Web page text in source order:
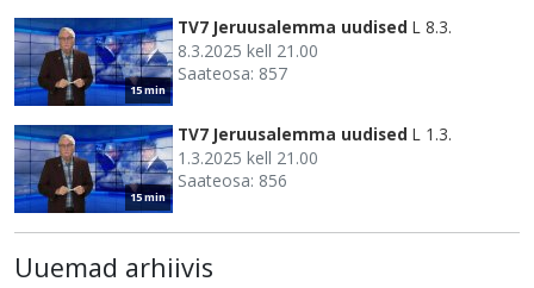
15 min
TV7 Jeruusalemma uudised L 8.3.
8.3.2025 kell 21.00
Saateosa: 857
15 min
TV7 Jeruusalemma uudised L 1.3.
1.3.2025 kell 21.00
Saateosa: 856
Uuemad arhiivis